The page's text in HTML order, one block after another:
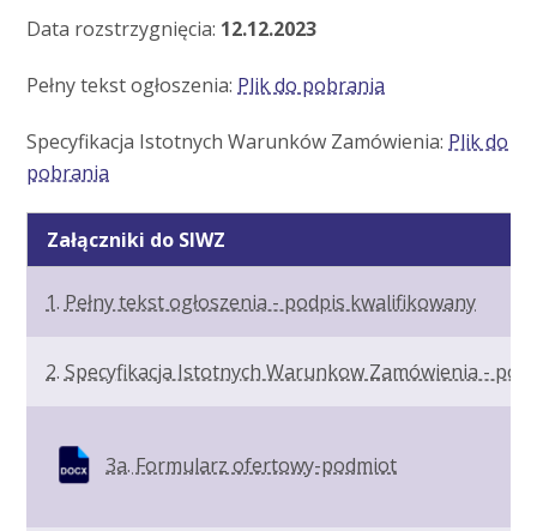
Data rozstrzygnięcia: 12.12.2023
Pełny tekst ogłoszenia: Plik do pobrania
Specyfikacja Istotnych Warunków Zamówienia: Plik do
pobrania
Załączniki do SIWZ
1. Pełny tekst ogłoszenia - podpis kwalifikowany
2. Specyfikacja Istotnych Warunkow Zamówienia -
3a. Formularz ofertowy-podmiot